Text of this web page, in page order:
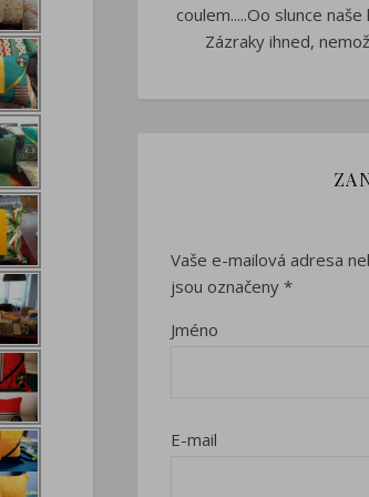
coulem.....Oo slunce
Zázraky ihned,
Vaše e-mailová adresa
jsou označeny *
Jméno
E-mail